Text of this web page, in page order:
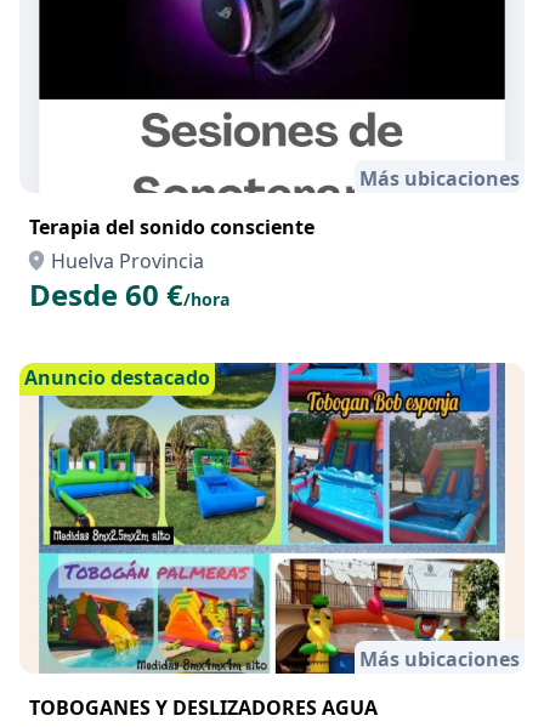
Más ubicaciones
Terapia del sonido consciente
Huelva Provincia
Desde 60 €/hora
Anuncio destacado
Más ubicaciones
TOBOGANES Y DESLIZADORES AGUA